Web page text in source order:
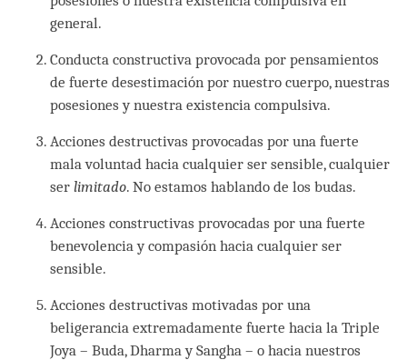
general.
Conducta constructiva provocada por pensamientos
de fuerte desestimación por nuestro cuerpo, nuestras
posesiones y nuestra existencia compulsiva.
Acciones destructivas provocadas por una fuerte
mala voluntad hacia cualquier ser sensible, cualquier
serlimitado. No estamos hablando de los budas.
Acciones constructivas provocadas por una fuerte
benevolencia y compasión hacia cualquier ser
sensible.
Acciones destructivas motivadas por una
beligerancia extremadamente fuerte hacia la Triple
Joya – Buda, Dharma y Sangha – o hacia nuestros